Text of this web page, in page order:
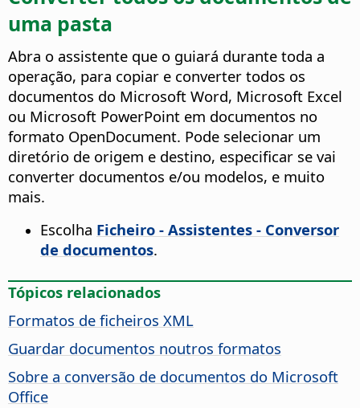
uma pasta
Abra o assistente que o guiará durante toda a
operação, para copiar e converter todos os
documentos do Microsoft Word, Microsoft Excel
ou Microsoft PowerPoint em documentos no
formato OpenDocument. Pode selecionar um
diretório de origem e destino, especificar se vai
converter documentos e/ou modelos, e muito
mais.
Escolha Ficheiro - Assistentes - Conversor
de documentos.
Tópicos relacionados
Formatos de ficheiros XML
Guardar documentos noutros formatos
Sobre a conversão de documentos do Microsoft
Office